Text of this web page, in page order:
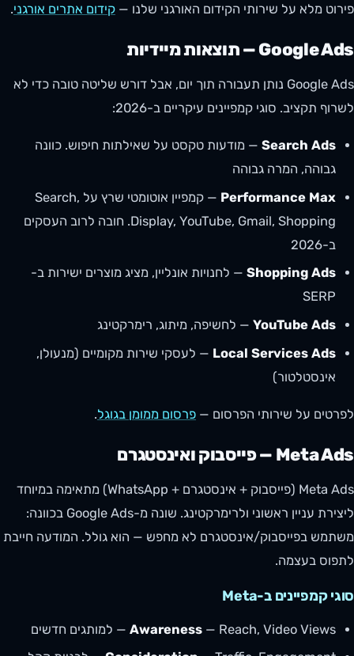
פירוט מלא על שירותי הקידום האורגני שלנו — קידום אתרים אורגני.
Google Ads — תוצאות מיידיות
Google Ads נותן תעבורה תוך יום, אבל דורש שליטה טובה כדי לא
לשרוף תקציב. סוגי קמפיינים עיקריים ב-2026:
Search Ads — מודעות טקסט על שאילתות חיפוש. כוונה
גבוהה, המרה גבוהה
Performance Max
— קמפיין אוטומטי שרץ על Search,
Display, YouTube, Gmail, Shopping. חובה לרוב העסקים
ב-2026
Shopping Ads — לחנויות אונליין, מציג מוצרים ישירות ב-
SERP
YouTube Ads — לחשיפה, מיתוג, רימרקטינג
Local Services Ads — לעסקי שירות מקומיים (מנעולן,
אינסטלטור)
לפרטים על שירותי הפרסום — פרסום ממומן בגוגל.
Meta Ads — פייסבוק ואינסטגרם
Meta Ads (פייסבוק + אינסטגרם + WhatsApp) מתאימה במיוחד
ליצירת עניין ראשוני ולרימרקטינג. שונה מ-Google Ads בכוונה:
משתמש בפייסבוק/אינסטגרם לא מחפש — הוא גולל. המודעה חייבת
לתפוס בעצמה.
סוגי קמפיינים ב-Meta
Awareness— Reach, Video Views — למותגים חדשים